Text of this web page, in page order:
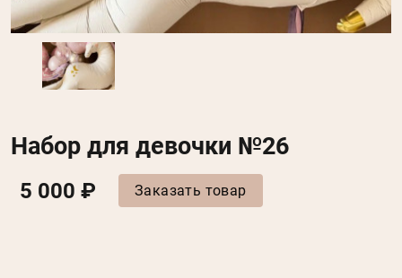
Набор для девочки №26
5 000 ₽ Заказать товар